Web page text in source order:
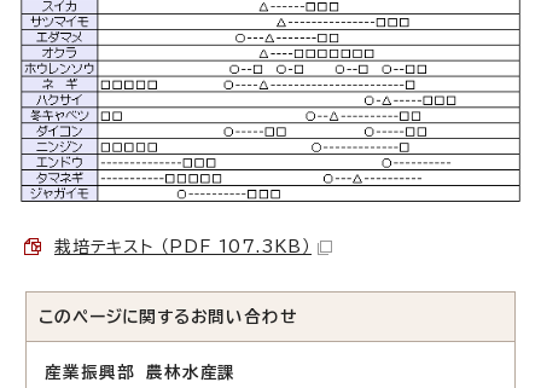
栽培テキスト （PDF 107.3KB）
このページに関する お問い合わせ
産業振興部 農林水産課